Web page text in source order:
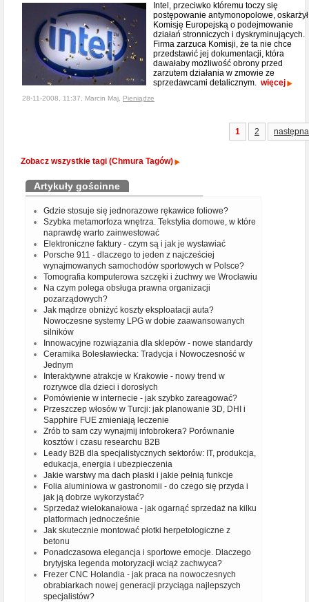
Intel, przeciwko któremu toczy się
postępowanie antymonopolowe, oskarżył
Komisję Europejską o podejmowanie
działań stronniczych i dyskryminujących.
Firma zarzuca Komisji, że ta nie chce
przedstawić jej dokumentacji, która
dawałaby możliwość obrony przed
zarzutem działania w zmowie ze
sprzedawcami detalicznym. więcej
28-11-2008, 11:37, Marcin Maj, Pieniądze
1 2 następna
Zobacz wszystkie tagi (Chmura Tagów)
Artykuły gościnne
Gdzie stosuje się jednorazowe rękawice foliowe?
Szybka metamorfoza wnętrza. Tekstylia domowe, w które
naprawdę warto zainwestować
Elektroniczne faktury - czym są i jak je wystawiać
Porsche 911 - dlaczego to jeden z najcześciej
wynajmowanych samochodów sportowych w Polsce?
Tomografia komputerowa szczęki i żuchwy we Wrocławiu
Na czym polega obsługa prawna organizacji
pozarządowych?
Jak mądrze obniżyć koszty eksploatacji auta?
Nowoczesne systemy LPG w dobie zaawansowanych
silników
Innowacyjne rozwiązania dla sklepów - nowe standardy
Ceramika Bolesławiecka: Tradycja i Nowoczesność w
Jednym
Interaktywne atrakcje w Krakowie - nowy trend w
rozrywce dla dzieci i dorosłych
Pomówienie w internecie - jak szybko zareagować?
Przeszczep włosów w Turcji: jak planowanie 3D, DHI i
Sapphire FUE zmieniają leczenie
Zrób to sam czy wynajmij infobrokera? Porównanie
kosztów i czasu researchu B2B
Leady B2B dla specjalistycznych sektorów: IT, produkcja,
edukacja, energia i ubezpieczenia
Jakie warstwy ma dach płaski i jakie pełnią funkcje
Folia aluminiowa w gastronomii - do czego się przyda i
jak ją dobrze wykorzystać?
Sprzedaż wielokanałowa - jak ogarnąć sprzedaż na kilku
platformach jednocześnie
Jak skutecznie montować płotki herpetologiczne z
betonu
Ponadczasowa elegancja i sportowe emocje. Dlaczego
brytyjska legenda motoryzacji wciąż zachwyca?
Frezer CNC Holandia - jak praca na nowoczesnych
obrabiarkach nowej generacji przyciąga najlepszych
specjalistów?